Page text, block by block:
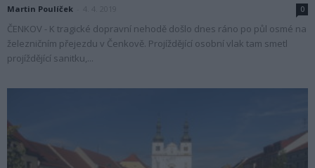
Martin Poulíček 0
ČENKOV - K tragické dopravní nehodě došlo dnes ráno po půl osmé na
železničním přejezdu v Čenkově. Projíždějící osobní vlak tam smetl
projíždějící sanitku,...